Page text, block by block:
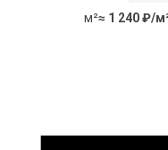
м²≈ 1 240 ₽/